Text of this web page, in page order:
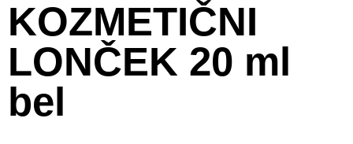
KOZMETIČNI
LONČEK 20 ml
bel